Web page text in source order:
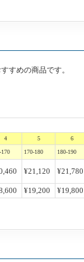
すめの商品です。
4 5 6
170 170-180 180-190
¥21,120 ¥21,780
¥19,200 ¥19,800